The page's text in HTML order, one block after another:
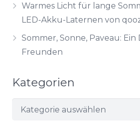
Warmes Licht für lange
LED-Akku-Laternen von
Sommer, Sonne, Paveau:
Freunden
Kategorien
Kategorien